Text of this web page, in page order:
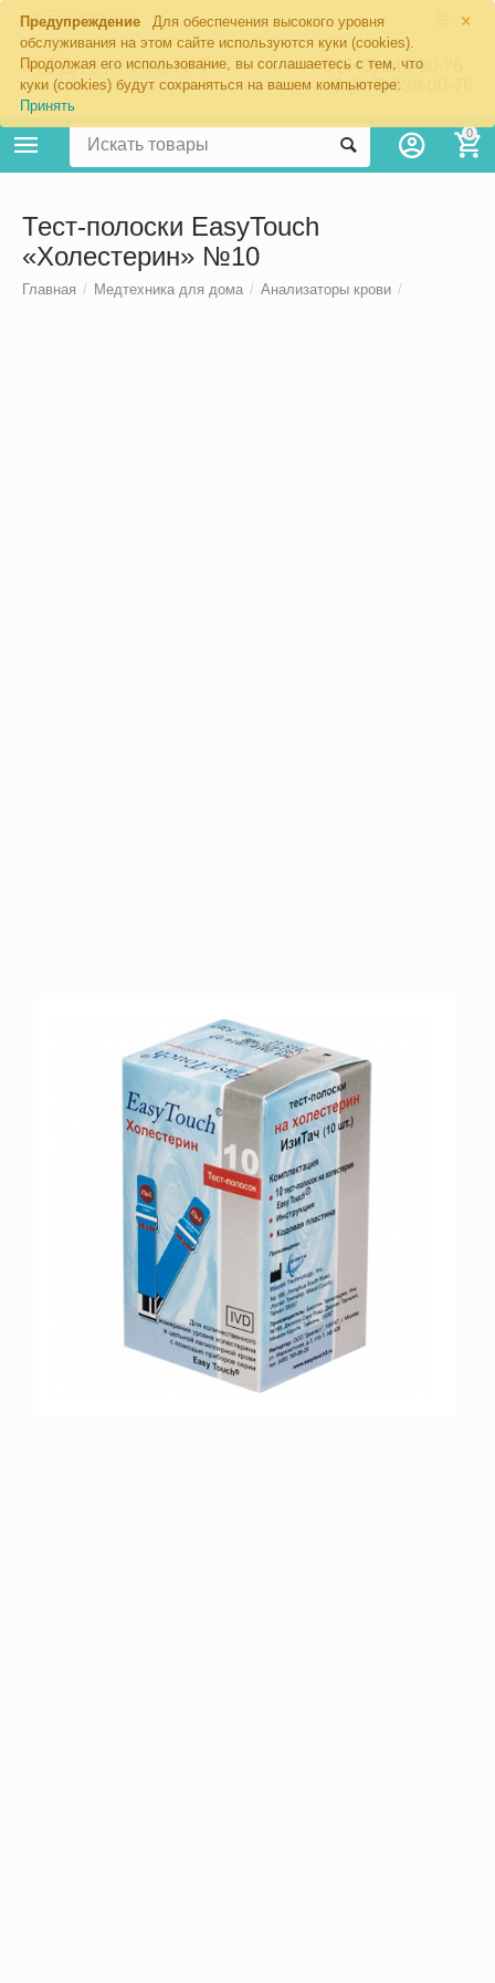
×
Предупреждение
Для обеспечения высокого уровня
обслуживания на этом сайте используются куки (cookies).
Продолжая его использование, вы соглашаетесь с тем, что
куки (cookies) будут сохраняться на вашем компьютере:
Принять
Екатеринбург
8 (343) 344-60-76
+7 (967) 639-00-76
0
Тест-полоски EasyTouch
«Холестерин» №10
Главная / Медтехника для дома / Анализаторы крови /